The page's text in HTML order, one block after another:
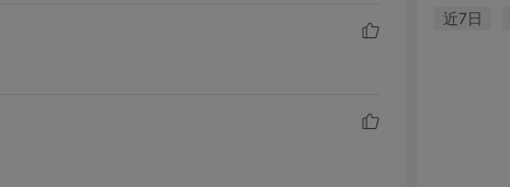
近7日